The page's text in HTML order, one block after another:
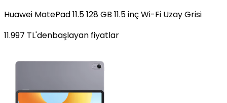
Huawei MatePad 11.5 128 GB 11.5 inç Wi-Fi Uzay Grisi
11.997 TL'denbaşlayan fiyatlar